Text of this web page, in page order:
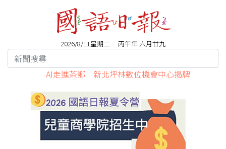
2026/8/11星期二 丙午年 六月廿九
AI走進茶鄉 新北坪林數位機會中心揭牌